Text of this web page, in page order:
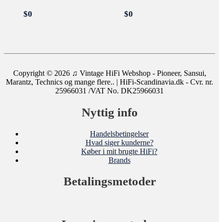
$0 $0
Copyright © 2026 ♫ Vintage HiFi Webshop - Pioneer, Sansui,
Marantz, Technics og mange flere.. | HiFi-Scandinavia.dk - Cvr. nr.
25966031 /VAT No. DK25966031
Nyttig info
Handelsbetingelser
Hvad siger kunderne?
Køber i mit brugte HiFi?
Brands
Betalingsmetoder